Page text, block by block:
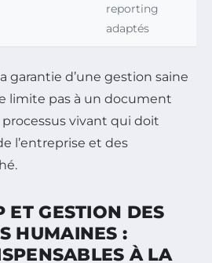
reporting
adaptés
garantie d’une gestion saine
limite pas à un document
vivant qui doit
l’entreprise et des
ET GESTION DES
HUMAINES :
À LA